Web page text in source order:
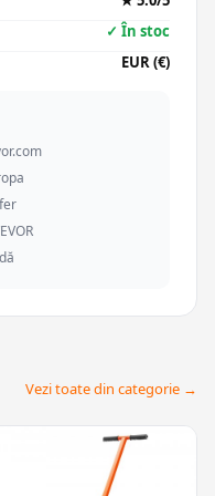
✓ În stoc
EUR (€)
Vezi toate din categorie →